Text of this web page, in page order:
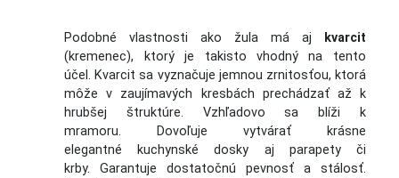
Podobné vlastnosti ako žula má aj
kvarcit
(kremenec), ktorý je takisto vhodný na tento
účel. Kvarcit sa vyznačuje jemnou zrnitosťou, ktorá
môže v zaujímavých kresbách prechádzať až k
hrubšej štruktúre.
Vzhľadovo sa blíži k
mramoru.
Dovoľuje vytvárať krásne
elegantné
kuchynské dosky
aj parapety či
krby. Garantuje dostatočnú pevnosť a stálosť.